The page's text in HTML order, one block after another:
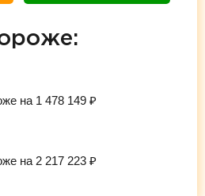
на 1 478 149 ₽
на 2 217 223 ₽